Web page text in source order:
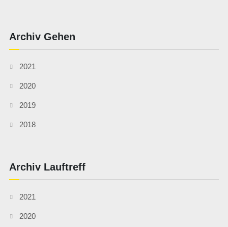
Archiv Gehen
2021
2020
2019
2018
Archiv Lauftreff
2021
2020